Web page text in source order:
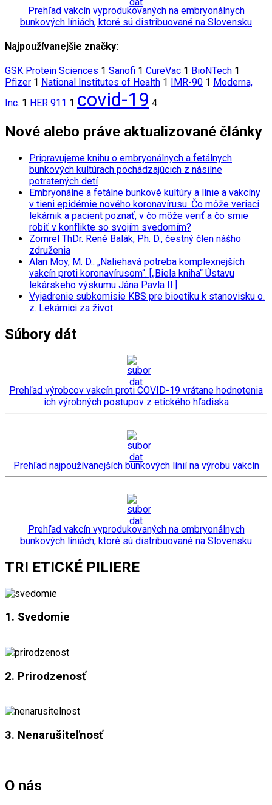
Prehľad vakcín vyprodukovaných na embryonálnych
bunkových líniách, ktoré sú distribuované na Slovensku
Najpoužívanejšie značky:
GSK Protein Sciences 1 Sanofi 1 CureVac 1 BioNTech 1
Pfizer 1 National Institutes of Health 1 IMR-90 1 Moderna,
Inc. 1 HER 911 1 covid-19 4
Nové alebo práve aktualizované články
Pripravujeme knihu o embryonálnych a fetálnych
bunkových kultúrach pochádzajúcich z násilne
potratených detí
Embryonálne a fetálne bunkové kultúry a línie a vakcíny
v tieni epidémie nového koronavírusu. Čo môže veriaci
lekárnik a pacient poznať, v čo môže veriť a čo smie
robiť v konflikte so svojím svedomím?
Zomrel ThDr. René Balák, Ph. D., čestný člen nášho
združenia
Alan Moy, M. D.: „Naliehavá potreba komplexnejších
vakcín proti koronavírusom“. [„Biela kniha“ Ústavu
lekárskeho výskumu Jána Pavla II.]
Vyjadrenie subkomisie KBS pre bioetiku k stanovisku o.
z. Lekárnici za život
Súbory dát
Prehľad výrobcov vakcín proti COVID-19 vrátane hodnotenia
ich výrobných postupov z etického hľadiska
Prehľad najpoužívanejších bunkových línií na výrobu vakcín
Prehľad vakcín vyprodukovaných na embryonálnych
bunkových líniách, ktoré sú distribuované na Slovensku
TRI ETICKÉ PILIERE
1. Svedomie
2. Prirodzenosť
3. Nenarušiteľnosť
O nás